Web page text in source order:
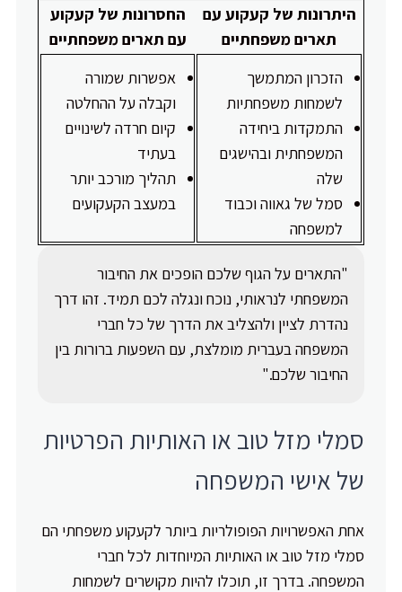
היתרונות של קעקוע עם
תארים משפחתיים
החסרונות של קעקוע
עם תארים משפחתיים
הזכרון המתמשך
לשמחות משפחתיות
התמקדות ביחידה
המשפחתית ובהישגים
שלה
סמל של גאווה וכבוד
למשפחה
אפשרות שמורה
וקבלה על ההחלטה
קיום חרדה לשינויים
בעתיד
תהליך מורכב יותר
במעצב הקעקועים
"התארים על הגוף שלכם הופכים את החיבור
המשפחתי לנראותי, נוכח ונגלה לכם תמיד. זהו דרך
נהדרת לציין ולהצליב את הדרך של כל חברי
המשפחה בעברית מומלצת, עם השפעות ברורות בין
החיבור שלכם."
סמלי מזל טוב או האותיות הפרטיות
של אישי המשפחה
אחת האפשרויות הפופולריות ביותר לקעקוע משפחתי הם
סמלי מזל טוב או האותיות המיוחדות לכל חברי
המשפחה. בדרך זו, תוכלו להיות מקושרים לשמחות